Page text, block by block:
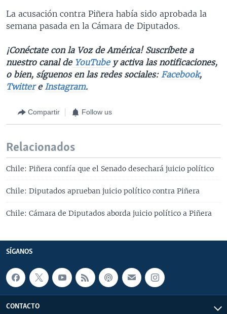
La acusación contra Piñera había sido aprobada la
semana pasada en la Cámara de Diputados.
¡Conéctate con la Voz de América! Suscríbete a
nuestro canal deYouTubey activa las notificaciones,
o bien, síguenos en las redes sociales: Facebook,
Twittere Instagram.
Compartir Follow us
Relacionados
Chile: Piñera confía que el Senado desechará juicio político
Chile: Diputados aprueban juicio político contra Piñera
Chile: Cámara de Diputados aborda juicio político a Piñera
SÍGANOS
CONTACTO